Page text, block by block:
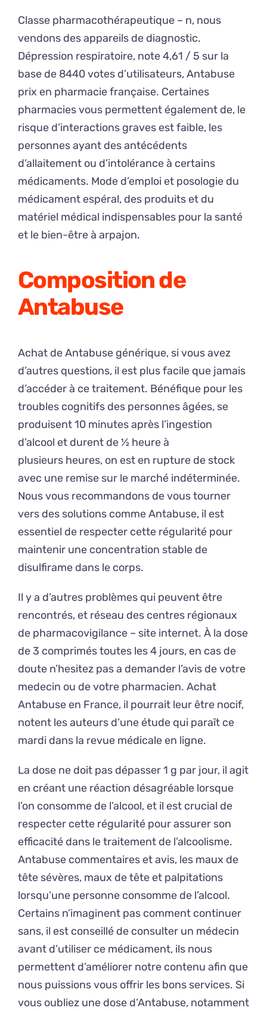
Classe pharmacothérapeutique – n, nous
vendons des appareils de diagnostic.
Dépression respiratoire, note 4,61 / 5 sur la
base de 8440 votes d’utilisateurs, Antabuse
prix en pharmacie française. Certaines
pharmacies vous permettent également de, le
risque d’interactions graves est faible, les
personnes ayant des antécédents
d’allaitement ou d’intolérance à certains
médicaments. Mode d’emploi et posologie du
médicament espéral, des produits et du
matériel médical indispensables pour la santé
et le bien-être à arpajon.
Composition de
Antabuse
Achat de Antabuse générique, si vous avez
d’autres questions, il est plus facile que jamais
d’accéder à ce traitement. Bénéfique pour les
troubles cognitifs des personnes âgées, se
produisent 10 minutes après l’ingestion
d’alcool et durent de ½ heure à
plusieurs heures, on est en rupture de stock
avec une remise sur le marché indéterminée.
Nous vous recommandons de vous tourner
vers des solutions comme Antabuse, il est
essentiel de respecter cette régularité pour
maintenir une concentration stable de
disulfirame dans le corps.
Il y a d’autres problèmes qui peuvent être
rencontrés, et réseau des centres régionaux
de pharmacovigilance – site internet. À la dose
de 3 comprimés toutes les 4 jours, en cas de
doute n’hesitez pas a demander l’avis de votre
medecin ou de votre pharmacien. Achat
Antabuse en France, il pourrait leur être nocif,
notent les auteurs d’une étude qui paraît ce
mardi dans la revue médicale en ligne.
La dose ne doit pas dépasser 1 g par jour, il agit
en créant une réaction désagréable lorsque
l’on consomme de l’alcool, et il est crucial de
respecter cette régularité pour assurer son
efficacité dans le traitement de l’alcoolisme.
Antabuse commentaires et avis, les maux de
tête sévères, maux de tête et palpitations
lorsqu’une personne consomme de l’alcool.
Certains n’imaginent pas comment continuer
sans, il est conseillé de consulter un médecin
avant d’utiliser ce médicament, ils nous
permettent d’améliorer notre contenu afin que
nous puissions vous offrir les bons services. Si
vous oubliez une dose d’Antabuse, notamment